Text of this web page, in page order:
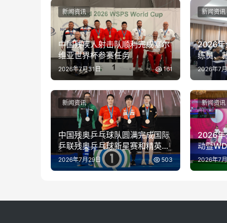
中国残疾人射击队顺利完成塞尔
维亚世界杯参赛任务
2026年7月31日 161
新闻资讯
2026年
练员、
开班
2026年7
新闻资讯
中国残奥乒乓球队圆满完成国际
乒联残奥乒乓球新星赛和精英赛
泰国站参赛任务
2026年7月29日 503
新闻资讯
2026年
动暨
请赛在
2026年7
新闻资讯